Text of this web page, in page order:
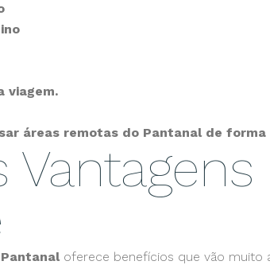
viagem.
áreas remotas do Pantanal de forma
oferece benefícios que vão muito